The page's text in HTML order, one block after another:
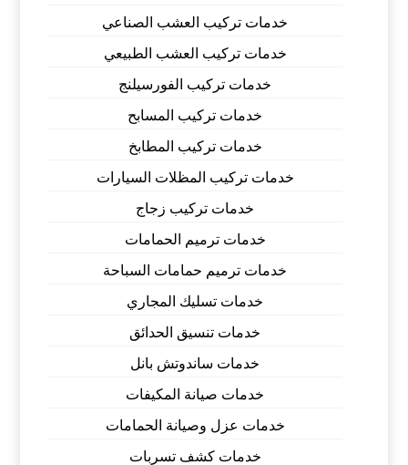
خدمات تركيب العشب الصناعي
خدمات تركيب العشب الطبيعي
خدمات تركيب الفورسيلنج
خدمات تركيب المسابح
خدمات تركيب المطابخ
خدمات تركيب المظلات السيارات
خدمات تركيب زجاج
خدمات ترميم الحمامات
خدمات ترميم حمامات السباحة
خدمات تسليك المجاري
خدمات تنسيق الحدائق
خدمات ساندوتش بانل
خدمات صيانة المكيفات
خدمات عزل وصيانة الحمامات
خدمات كشف تسربات